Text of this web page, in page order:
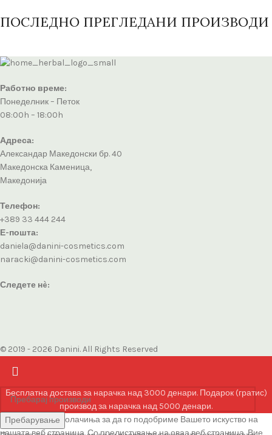
ПОСЛЕДНО ПРЕГЛЕДАНИ ПРОИЗВОДИ
Работно време:
Понеделник – Петок
08:00h – 18:00h
Адреса:
Александар Македонски бр. 40
Македонска Каменица,
Македонија
Телефон:
+389 33 444 244
Е-пошта:
daniela@danini-cosmetics.com
naracki@danini-cosmetics.com
Следете нè:
© 2019 - 2026 Danini. All Rights Reserved
Пребарување
Бесплатна достава за нарачка над 3000 денари. Подарок (гратис)
производ за нарачка над 5000 денари.
Ние користиме колачиња за да го подобриме Вашето искуство на